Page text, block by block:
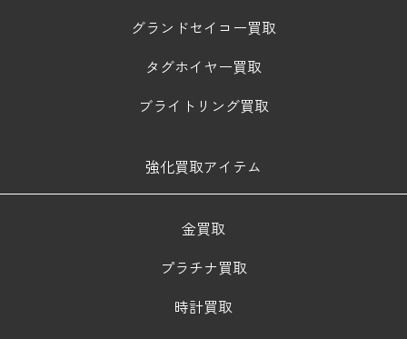
グランドセイコー買取
タグホイヤー買取
ブライトリング買取
強化買取アイテム
金買取
プラチナ買取
時計買取